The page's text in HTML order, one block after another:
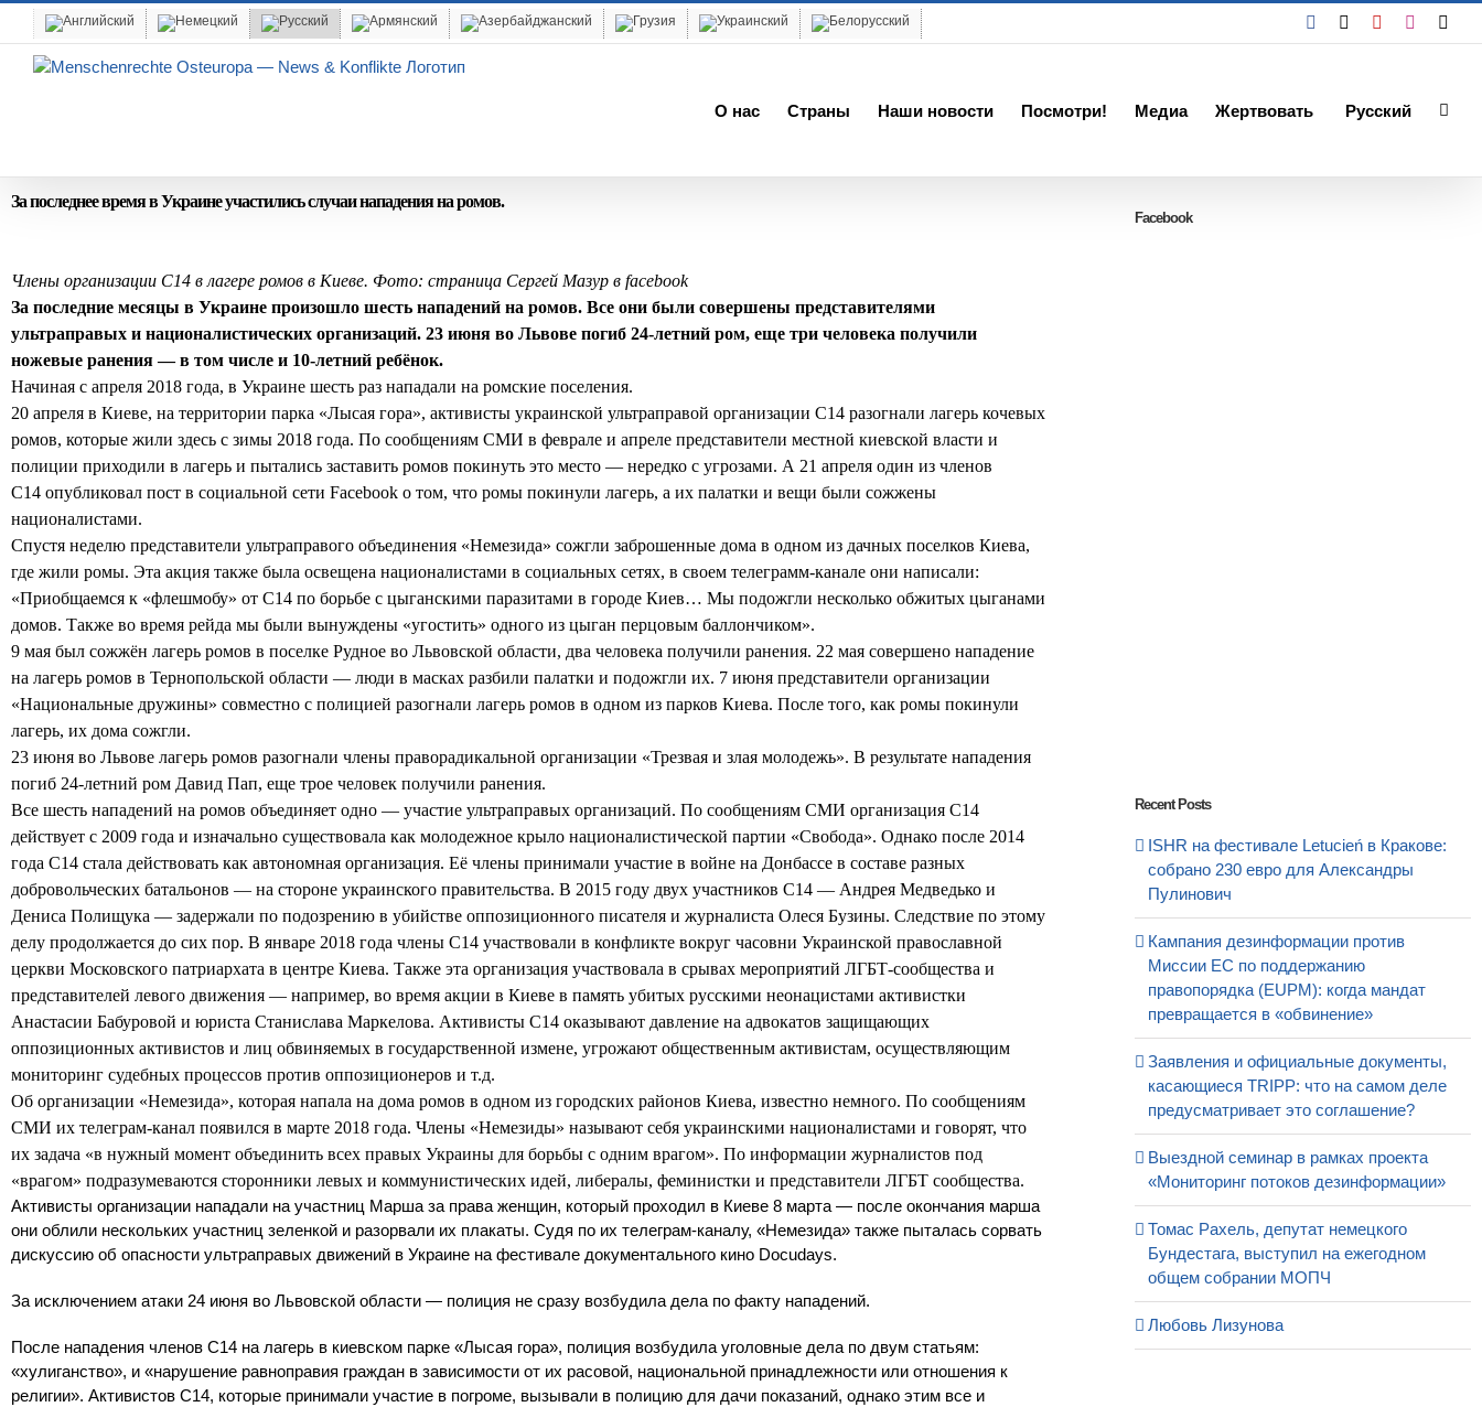
content
Facebook YouTubeInstagram
О нас Cтраны Наши новости Посмотри! Медиа Жертвовать Русский
За последнее время в Украине участились случаи нападения на ромов.
Члены организации C14 в лагере ромов в Киеве. Фото: страница Сергей Мазур в facebook
За последние месяцы в Украине произошло шесть нападений на ромов. Все они были совершены представителями
ультраправых и националистических организаций. 23 июня во Львове погиб 24-летний ром, еще три человека получили
ножевые ранения — в том числе и 10-летний ребёнок.
Начиная с апреля 2018 года, в Украине шесть раз нападали на ромские поселения.
20 апреля в Киеве, на территории парка «Лысая гора», активисты украинской ультраправой организации С14 разогнали лагерь кочевых
ромов, которые жили здесь с зимы 2018 года. По сообщениям СМИ в феврале и апреле представители местной киевской власти и
полиции приходили в лагерь и пытались заставить ромов покинуть это место — нередко с угрозами. А 21 апреля один из членов
С14 опубликовал пост в социальной сети Facebook о том, что ромы покинули лагерь, а их палатки и вещи были сожжены
националистами.
Спустя неделю представители ультраправого объединения «Немезида» сожгли заброшенные дома в одном из дачных поселков Киева,
где жили ромы. Эта акция также была освещена националистами в социальных сетях, в своем телеграмм-канале они написали:
«Приобщаемся к «флешмобу» от С14 по борьбе с цыганскими паразитами в городе Киев… Мы подожгли несколько обжитых цыганами
домов. Также во время рейда мы были вынуждены «угостить» одного из цыган перцовым баллончиком».
9 мая был сожжён лагерь ромов в поселке Рудное во Львовской области, два человека получили ранения. 22 мая совершено нападение
на лагерь ромов в Тернопольской области — люди в масках разбили палатки и подожгли их. 7 июня представители организации
«Национальные дружины» совместно с полицией разогнали лагерь ромов в одном из парков Киева. После того, как ромы покинули
лагерь, их дома сожгли.
23 июня во Львове лагерь ромов разогнали члены праворадикальной организации «Трезвая и злая молодежь». В результате нападения
погиб 24-летний ром Давид Пап, еще трое человек получили ранения.
Все шесть нападений на ромов объединяет одно — участие ультраправых организаций. По сообщениям СМИ организация С14
действует с 2009 года и изначально существовала как молодежное крыло националистической партии «Свобода». Однако после 2014
года С14 стала действовать как автономная организация. Её члены принимали участие в войне на Донбассе в составе разных
добровольческих батальонов — на стороне украинского правительства. В 2015 году двух участников С14 — Андрея Медведько и
Дениса Полищука — задержали по подозрению в убийстве оппозиционного писателя и журналиста Олеся Бузины. Следствие по этому
делу продолжается до сих пор. В январе 2018 года члены С14 участвовали в конфликте вокруг часовни Украинской православной
церкви Московского патриархата в центре Киева. Также эта организация участвовала в срывах мероприятий ЛГБТ-сообщества и
представителей левого движения — например, во время акции в Киеве в память убитых русскими неонацистами активистки
Анастасии Бабуровой и юриста Станислава Маркелова. Активисты С14 оказывают давление на адвокатов защищающих
оппозиционных активистов и лиц обвиняемых в государственной измене, угрожают общественным активистам, осуществляющим
мониторинг судебных процессов против оппозиционеров и т.д.
Об организации «Немезида», которая напала на дома ромов в одном из городских районов Киева, известно немного. По сообщениям
СМИ их телеграм-канал появился в марте 2018 года. Члены «Немезиды» называют себя украинскими националистами и говорят, что
их задача «в нужный момент объединить всех правых Украины для борьбы с одним врагом». По информации журналистов под
«врагом» подразумеваются сторонники левых и коммунистических идей, либералы, феминистки и представители ЛГБТ сообщества.
Активисты организации нападали на участниц Марша за права женщин, который проходил в Киеве 8 марта — после окончания марша
они облили нескольких участниц зеленкой и разорвали их плакаты. Судя по их телеграм-каналу, «Немезида» также пыталась сорвать
дискуссию об опасности ультраправых движений в Украине на фестивале документального кино Docudays.
За исключением атаки 24 июня во Львовской области — полиция не сразу возбудила дела по факту нападений.
После нападения членов С14 на лагерь в киевском парке «Лысая гора», полиция возбудила уголовные дела по двум статьям:
«хулиганство», и «нарушение равноправия граждан в зависимости от их расовой, национальной принадлежности или отношения к
религии». Активистов С14, которые принимали участие в погроме, вызывали в полицию для дачи показаний, однако этим все и
Facebook
Recent Posts
ISHR на фестивале Letucień в Кракове:
собрано 230 евро для Александры
Пулинович
Кампания дезинформации против
Миссии ЕС по поддержанию
правопорядка (EUPM): когда мандат
превращается в «обвинение»
Заявления и официальные документы,
касающиеся TRIPP: что на самом деле
предусматривает это соглашение?
Выездной семинар в рамках проекта
«Мониторинг потоков дезинформации»
Томас Рахель, депутат немецкого
Бундестага, выступил на ежегодном
общем собрании МОПЧ
Любовь Лизунова